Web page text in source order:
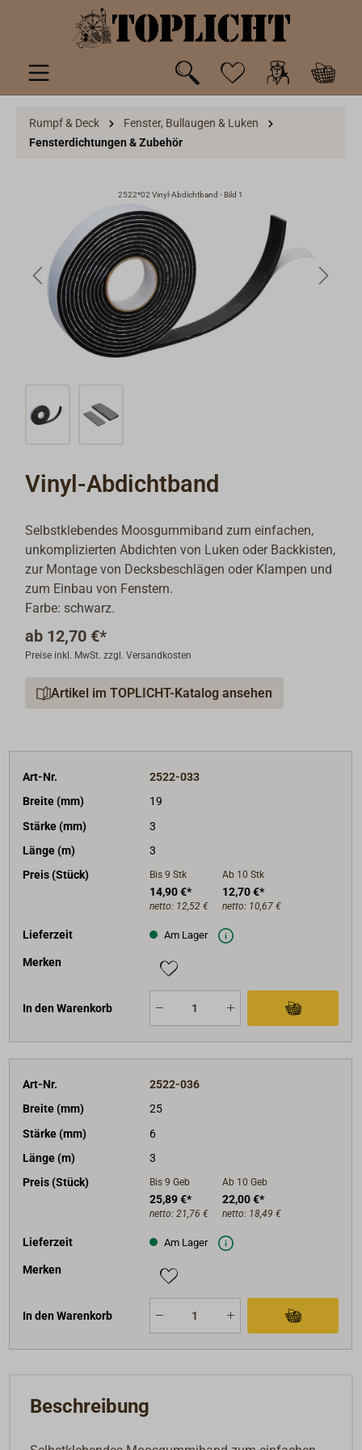
springen
Rumpf & Deck
Fenster, Bullaugen & Luken
Fensterdichtungen & Zubehör
2522*02 Vinyl-Abdichtband - Bild 1
Vinyl-Abdichtband
Selbstklebendes Moosgummiband zum einfachen,
unkomplizierten Abdichten von Luken oder Backkisten,
zur Montage von Decksbeschlägen oder Klampen und
zum Einbau von Fenstern.
Farbe: schwarz.
ab 12,70 €*
Preise inkl. MwSt. zzgl. Versandkosten
Artikel im TOPLICHT-Katalog ansehen
Art-Nr.
2522-033
Breite (mm)
19
Stärke (mm)
3
Länge (m)
3
Preis (Stück)
Bis 9 Stk
14,90 €*
netto: 12,52 €
Ab 10 Stk
12,70 €*
netto: 10,67 €
Lieferzeit Am Lager
Merken
In den Warenkorb
Art-Nr.
2522-036
Breite (mm)
25
Stärke (mm)
6
Länge (m)
3
Preis (Stück)
Bis 9 Geb
25,89 €*
netto: 21,76 €
Ab 10 Geb
22,00 €*
netto: 18,49 €
Lieferzeit Am Lager
Merken
In den Warenkorb
Beschreibung